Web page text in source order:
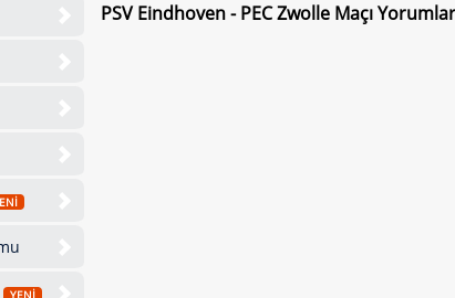
PSV Eindhoven - PEC Zwolle Maçı